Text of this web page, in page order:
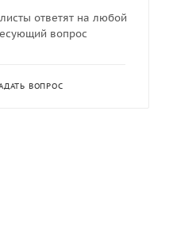
ответят на любой
вопрос
ВОПРОС